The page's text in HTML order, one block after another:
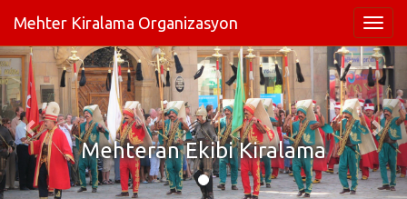
Mehter Kiralama Organizasyon
Mehteran Ekibi Kiralama